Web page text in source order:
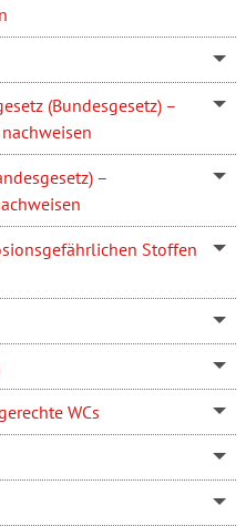
(Bundesgesetz) –
–
Stoffen
WCs